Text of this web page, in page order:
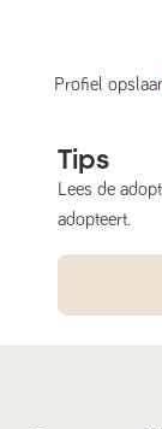
Profiel
Tips
Lees de
adopteert.